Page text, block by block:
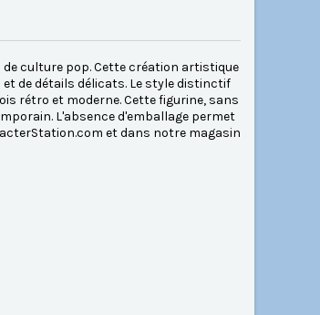
culture pop. Cette création artistique
de détails délicats. Le style distinctif
rétro et moderne. Cette figurine, sans
L'absence d'emballage permet
et dans notre magasin